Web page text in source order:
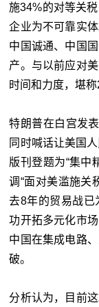
施34%的对等关
企业为不可靠实
中国诚通、中国
产。与以前应对
时间和力度，堪
特朗普在白宫发
同时喊话让美国
版刊登题为“集中
调“面对美滥施关
去8年的贸易战已
功开拓多元化市
中国在集成电路
破。
分析认为，目前